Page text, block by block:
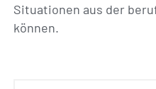
Situationen aus der
können.